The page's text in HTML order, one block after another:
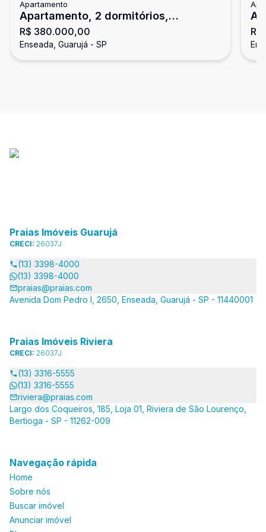
Apartamento
Apartamento, 2 dormitórios,
Enseada, Guarujá
R$ 380.000,00
Enseada, Guarujá - SP
Praias Imóveis Guarujá
CRECI: 26037J
(13) 3398-4000
(13) 3398-4000
praias@praias.com
Avenida Dom Pedro I, 2650, Enseada, Guarujá - SP - 11440001
Praias Imóveis Riviera
CRECI: 26037J
(13) 3316-5555
(13) 3316-5555
riviera@praias.com
Largo dos Coqueiros, 185, Loja 01, Riviera de São Lourenço,
Bertioga - SP - 11262-009
Navegação rápida
Home
Sobre nós
Buscar imóvel
Anunciar imóvel